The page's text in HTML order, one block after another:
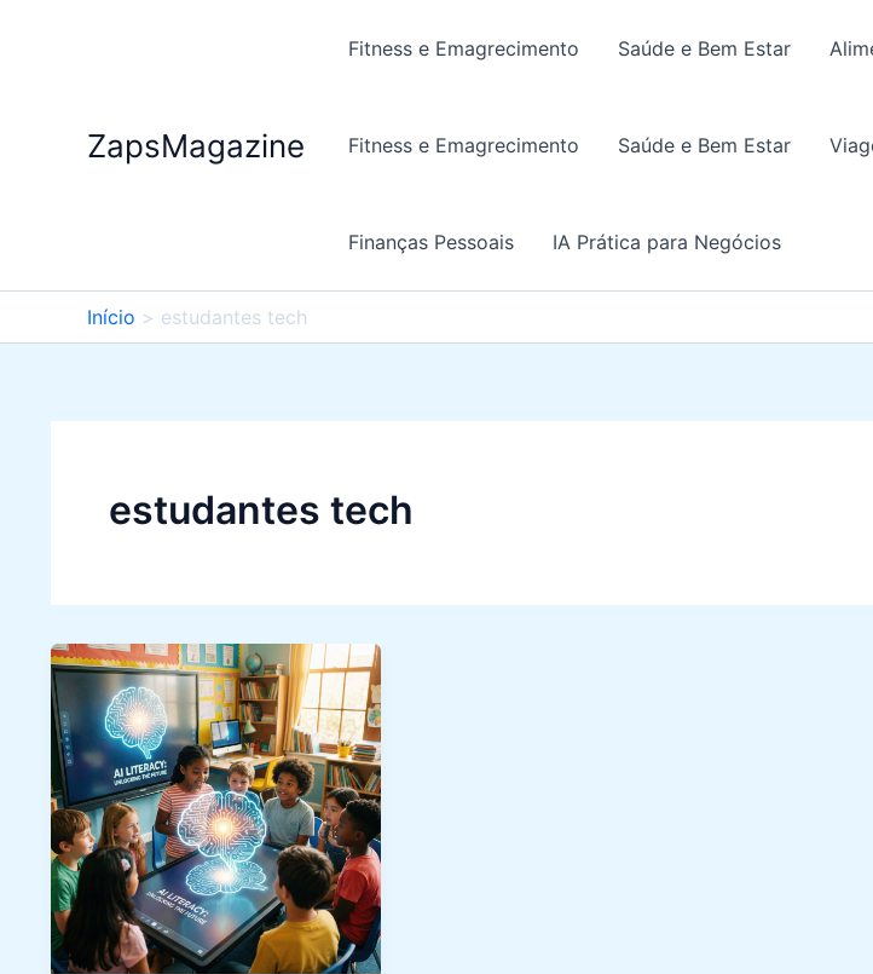
ZapsMagazine
Fitness e Emagrecimento Saúde e Bem Estar
Fitness e Emagrecimento Saúde e Bem Estar
Finanças Pessoais IA Prática para Negócios
Início estudantes tech
estudantes tech